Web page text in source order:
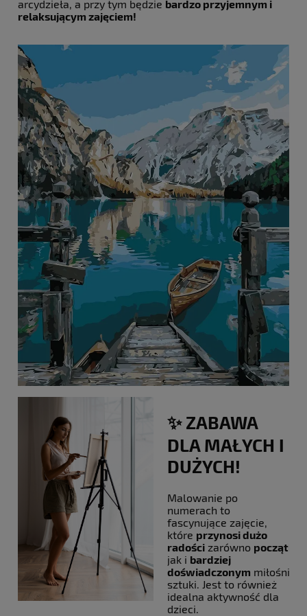
arcydzieła, a przy tym będzie bardzo przyjemnym i
relaksującym zajęciem!
✨ ZABAWA
DLA MAŁYCH I
DUŻYCH!
Malowanie po
numerach to
fascynujące zajęcie,
które przynosi dużo
radości zarówno
jak i bardziej
doświadczonym
sztuki. Jest to również
idealna aktywność dla
dzieci.